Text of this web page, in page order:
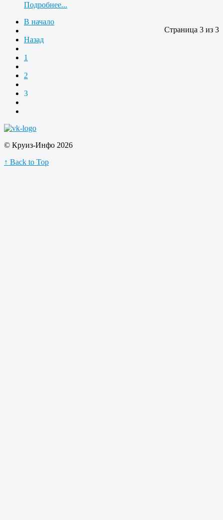
Подробнее...
Страница 3 из 3
В начало
Назад
1
2
3
© Круиз-Инфо 2026
↑ Back to Top